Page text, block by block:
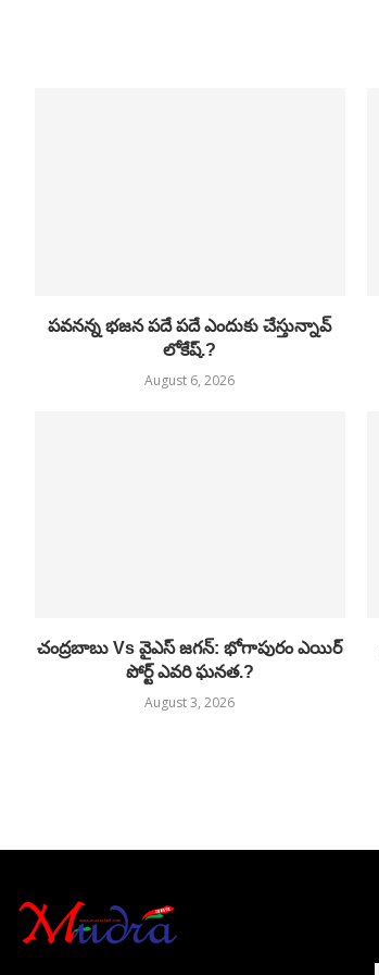
పవనన్న భజన పదే పదే ఎందుకు చేస్తున్నావ్
లోకేష్.?
August 6, 2026
చంద్రబాబు Vs వైఎస్ జగన్: భోగాపురం ఎయిర్
పోర్ట్ ఎవరి ఘనత.?
August 3, 2026